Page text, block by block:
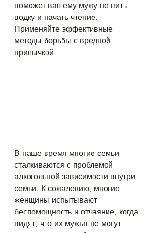
поможет вашему мужу не пить
водку и начать чтение.
Применяйте эффективные
методы борьбы с вредной
привычкой.
В наше время многие семьи
сталкиваются с проблемой
алкогольной зависимости внутри
семьи. К сожалению, многие
женщины испытывают
беспомощность и отчаяние, когда
видят, что их мужья не могут